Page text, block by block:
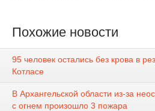
Похожие новости
95 человек остались без крова в
Котласе
В Архангельской области из-за
с огнем произошло 3 пожара